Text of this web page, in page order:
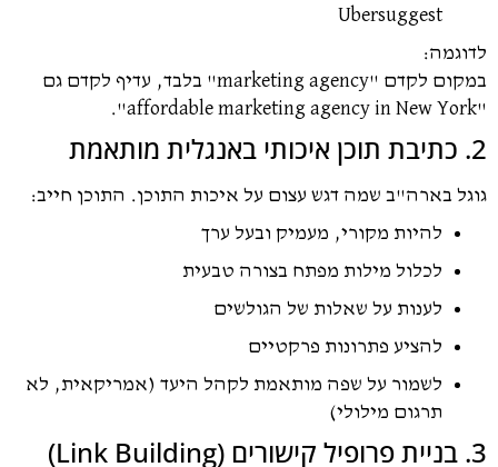
Ubersuggest
במקום לקדם "marketing agency" בלבד, עדיף לקדם גם
בארה"ב שמה דגש עצום על איכות התוכן. התוכן חייב:
להיות מקורי, מעמיק ובעל ערך
לכלול מילות מפתח בצורה טבעית
לענות על שאלות של הגולשים
להציע פתרונות פרקטיים
לשמור על שפה מותאמת לקהל היעד (אמריקאית, לא
תרגום מילולי)